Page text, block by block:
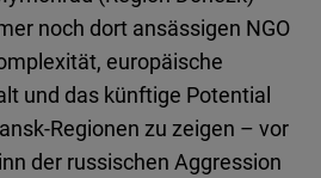
noch dort ansässigen NGO
europäische
und das künftige Potential
Regionen zu zeigen – vor
der russischen Aggression